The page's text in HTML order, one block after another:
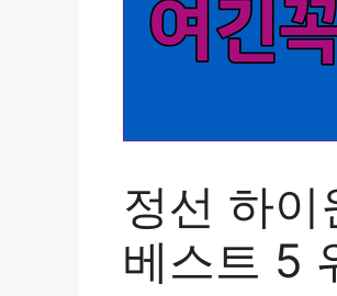
정선 하
베스트 5